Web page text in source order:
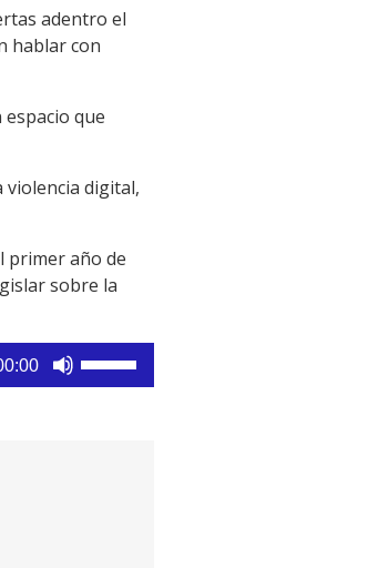
adentro el
hablar con
que
violencia digital,
primer año de
sobre la